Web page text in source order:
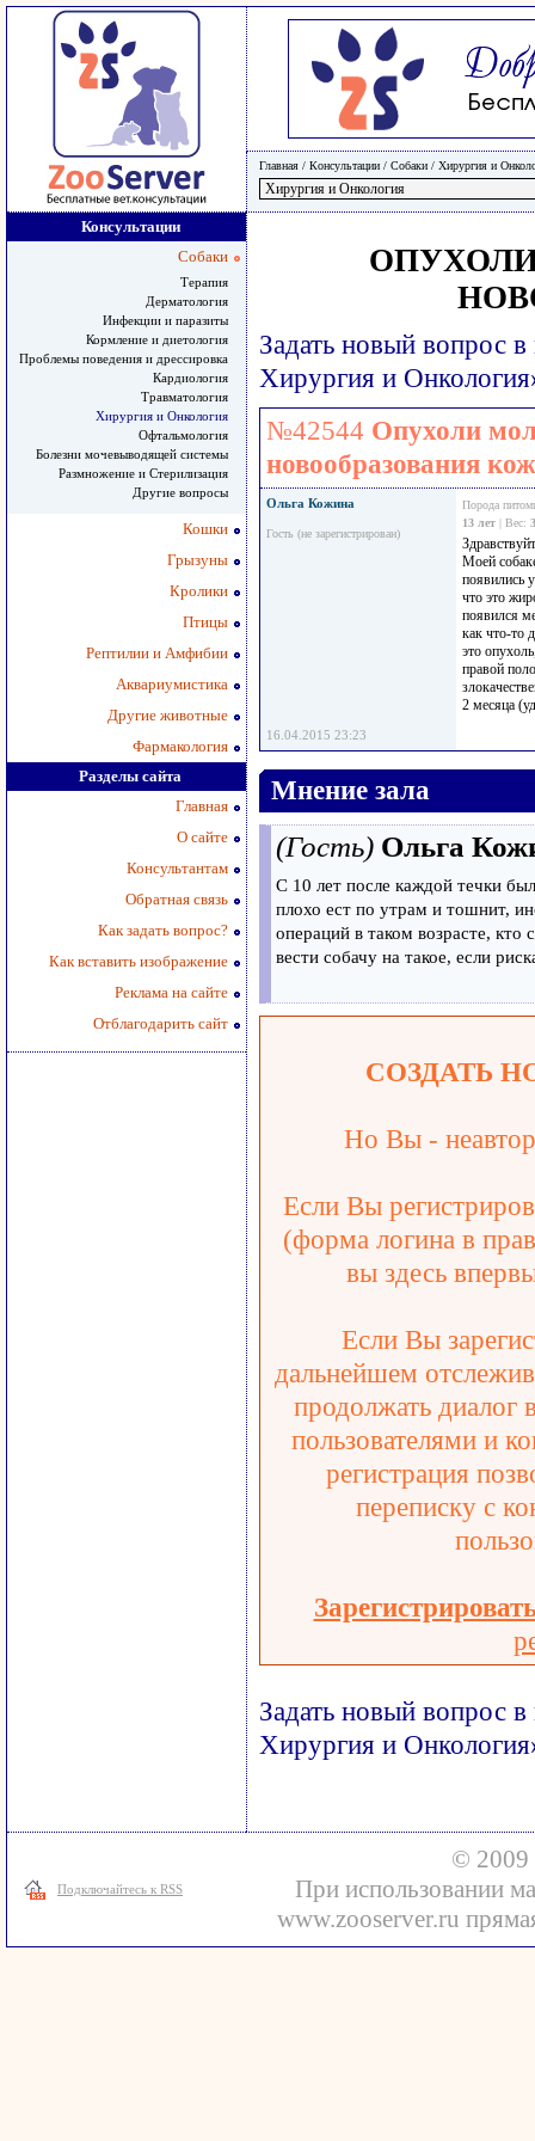
Главная / Консультации / Собаки / Хирургия и
Консультации
Собаки
Терапия
Дерматология
Инфекции и паразиты
Кормление и диетология
Проблемы поведения и дрессировка
Кардиология
Травматология
Хирургия и Онкология
Офтальмология
Болезни мочевыводящей системы
Размножение и Стерилизация
Другие вопросы
Кошки
Грызуны
Кролики
Птицы
Рептилии и Амфибии
Аквариумистика
Другие животные
Фармакология
Разделы сайта
Главная
О сайте
Консультантам
Обратная связь
Как задать вопрос?
Как вставить изображение
Реклама на сайте
Отблагодарить сайт
Задать новый вопрос
Хирургия и
№42544 Опухоли
новообразования
Ольга Кожина
Гость (не зарегистрирован)
Порода
13 лет | Вес:
Моей
появились
что это
появился
как что-то
это
правой
2 месяца
16.04.2015 23:23
Мнение зала
(Гость) Ольга
C 10 лет после каждой течки
плохо ест по утрам и тошнит,
операций в таком возрасте, кто
вести собачу на такое, если
СОЗДАТЬ
Но Вы -
Если Вы
(форма логина в
вы здесь
Если Вы
дальнейшем
продолжать диалог
пользователями и
регистрация
переписку с
Задать новый вопрос
Хирургия и
Подключайтесь к RSS
© 2009
При использовании
www.zooserver.ru